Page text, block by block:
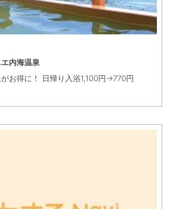
内海温泉
お得に！ 日帰り入浴1,100円→770円